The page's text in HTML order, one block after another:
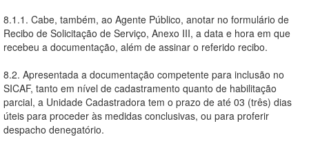
8.1.1. Cabe, também, ao Agente Público, anotar no formulário de
Recibo de Solicitação de Serviço, Anexo III, a data e hora em que
recebeu a documentação, além de assinar o referido recibo.
8.2. Apresentada a documentação competente para inclusão no
SICAF, tanto em nível de cadastramento quanto de habilitação
parcial, a Unidade Cadastradora tem o prazo de até 03 (três) dias
úteis para proceder às medidas conclusivas, ou para proferir
despacho denegatório.